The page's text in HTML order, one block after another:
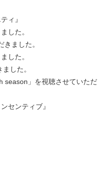
ィ』
した。
きました。
した。
した。
season」を視聴させていただ
センティブ』